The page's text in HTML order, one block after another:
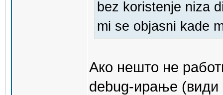
bez koristenje niza
mi se objasni kade
Ако нешто не
debug-ирање (види